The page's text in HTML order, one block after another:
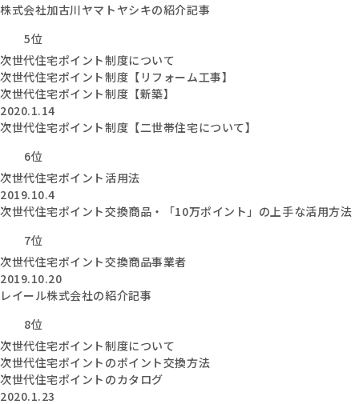
株式会社加古川ヤマトヤシキの紹介記事
5位
次世代住宅ポイント制度について
次世代住宅ポイント制度【リフォーム工事】
次世代住宅ポイント制度【新築】
2020.1.14
次世代住宅ポイント制度【二世帯住宅について】
6位
次世代住宅ポイント活用法
2019.10.4
次世代住宅ポイント交換商品・「10万ポイント」の上手な活用方法
7位
次世代住宅ポイント交換商品事業者
2019.10.20
レイール株式会社の紹介記事
8位
次世代住宅ポイント制度について
次世代住宅ポイントのポイント交換方法
次世代住宅ポイントのカタログ
2020.1.23